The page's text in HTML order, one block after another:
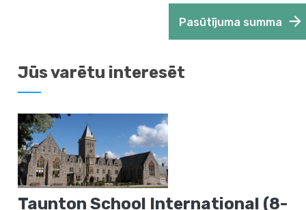
Pasūtījuma summa
Jūs varētu interesēt
Taunton School International (8-